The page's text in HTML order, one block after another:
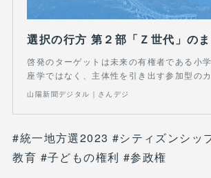
啓発のターゲットは未来の有権者である小
座学ではなく、主体性を引き出す参加型の
山陽新聞デジタル｜さんデジ
#統一地方選2023 #シティズンシッ
教育 #子どもの権利 #参政権